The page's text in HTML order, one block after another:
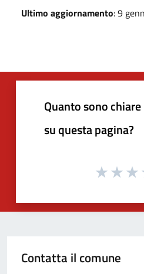
Ultimo aggiornamento: 9
Quanto sono
su questa pagina?
Contatta il comune